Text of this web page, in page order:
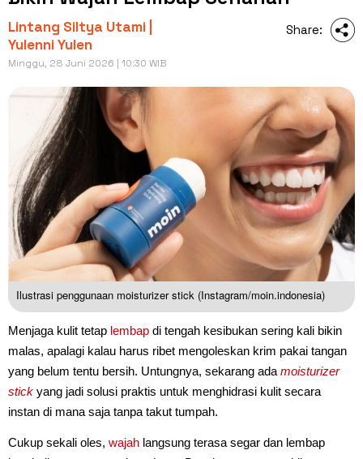
Lintang Siltya Utami |
Yulenni Yulen
Minggu, 28 Juni 2026 | 10:30 WIB
Share:
Ilustrasi penggunaan moisturizer stick (Instagram/moin.indonesia)
Menjaga kulit tetap lembap di tengah kesibukan sering kali bikin
malas, apalagi kalau harus ribet mengoleskan krim pakai tangan
yang belum tentu bersih. Untungnya, sekarang ada moisturizer
stick yang jadi solusi praktis untuk menghidrasi kulit secara
instan di mana saja tanpa takut tumpah.
Cukup sekali oles, wajah langsung terasa segar dan lembap